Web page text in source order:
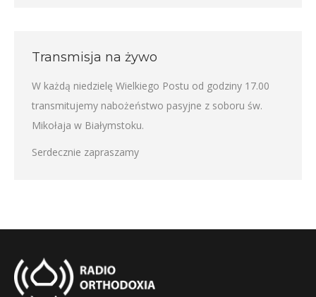
Transmisja na żywo
W każdą niedzielę Wielkiego Postu od godziny 17.00
transmitujemy nabożeństwo pasyjne z soboru św.
Mikołaja w Białymstoku.
Serdecznie zapraszamy